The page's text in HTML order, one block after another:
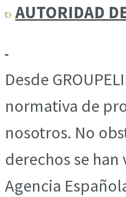
AUTORIDAD
Desde
normativa de
nosotros. No
derechos se
Agencia